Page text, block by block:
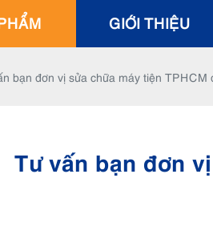
GIỚI THIỆU
bạn đơn vị sửa chữa máy tiện TPHCM
Tư vấn bạn đơn